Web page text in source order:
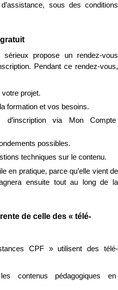
sous des conditions
propose un rendez-vous
Pendant ce rendez-vous,
projet.
formation et vos besoins.
d’inscription via Mon Compte
possibles.
techniques sur le contenu.
en pratique, parce qu’elle vient de
ensuite tout au long de la
de celle des « télé-
CPF » utilisent des télé-
contenus pédagogiques en